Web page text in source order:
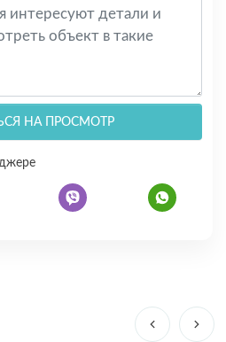
НА ПРОСМОТР